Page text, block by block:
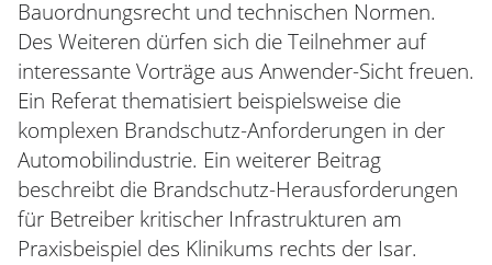
Bauordnungsrecht und technischen Normen.
Des Weiteren dürfen sich die Teilnehmer auf
interessante Vorträge aus Anwender-Sicht freuen.
Ein Referat thematisiert beispielsweise die
komplexen Brandschutz-Anforderungen in der
Automobilindustrie. Ein weiterer Beitrag
beschreibt die Brandschutz-Herausforderungen
für Betreiber kritischer Infrastrukturen am
Praxisbeispiel des Klinikums rechts der Isar.